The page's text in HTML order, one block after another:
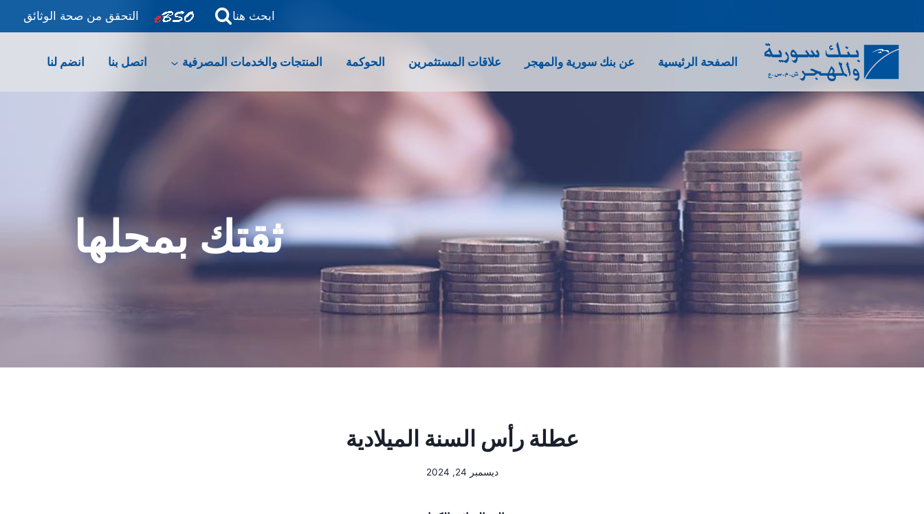
ابحث هنا التحقق من صحة الوثائق
الصفحة الرئيسية عن بنك سورية والمهجر علاقات المستثمرين الحوكمة المنتجات والخدمات المصرفية اتصل بنا انضم لنا
ثقتك بمحلها
عطلة رأس السنة الميلادية
ديسمبر 24, 2024